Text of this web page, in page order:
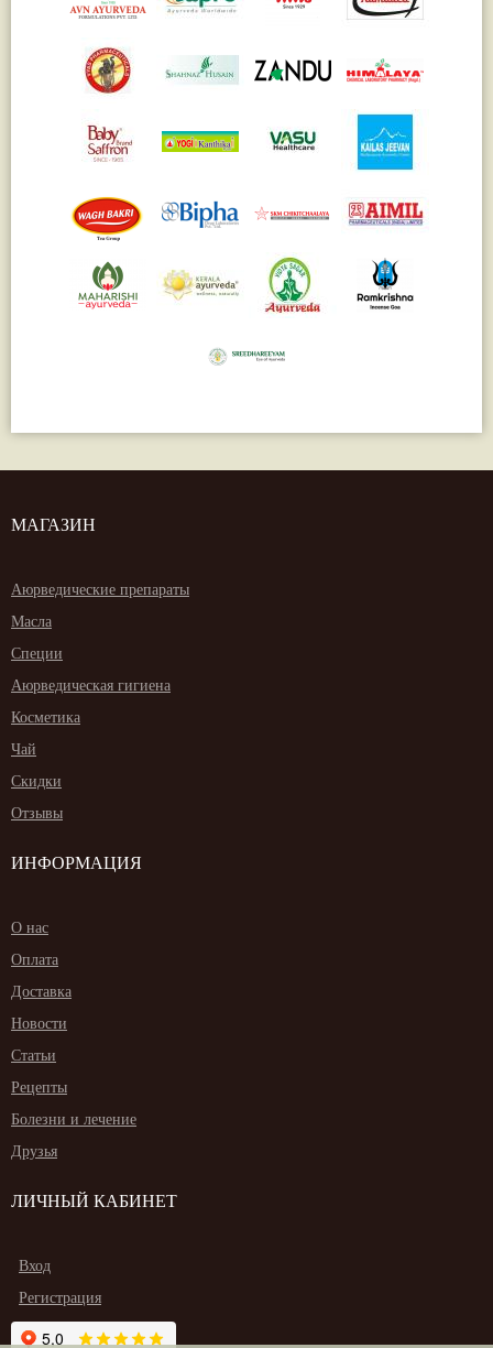
МАГАЗИН
Аюрведические препараты
Масла
Специи
Аюрведическая гигиена
Косметика
Чай
Скидки
Отзывы
ИНФОРМАЦИЯ
О нас
Оплата
Доставка
Новости
Статьи
Рецепты
Болезни и лечение
Друзья
ЛИЧНЫЙ КАБИНЕТ
Вход
Регистрация